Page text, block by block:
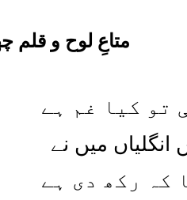
متاعِ لوح و قلم
تو کیا غم ہے
میں نے
کہ رکھ دی ہے